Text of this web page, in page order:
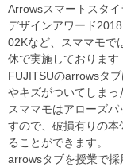
Arrowsスマートスタ
デザインアワード
02Kなど、スママモで
休で実施しております
FUJITSUのarrowsタ
やキズがついてしまっ
スママモはアローズ
すので、破損有りの
ることができます。
arrowsタブを授業で